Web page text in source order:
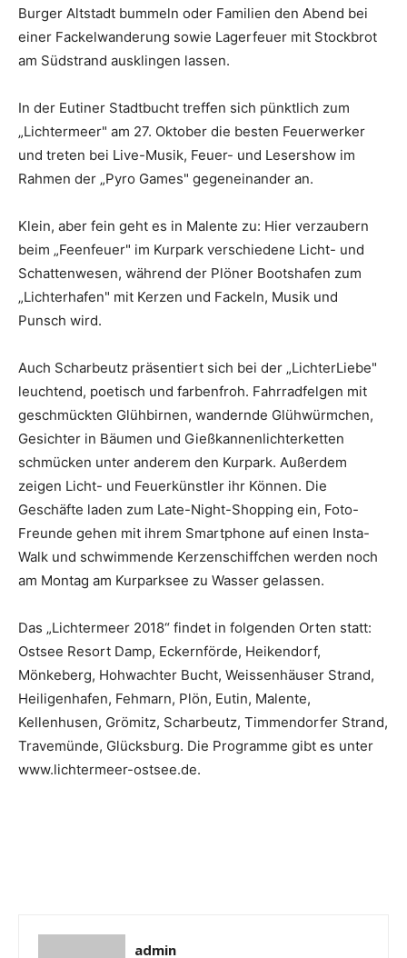
Burger Altstadt bummeln oder Familien den Abend bei
einer Fackelwanderung sowie Lagerfeuer mit Stockbrot
am Südstrand ausklingen lassen.
In der Eutiner Stadtbucht treffen sich pünktlich zum
„Lichtermeer" am 27. Oktober die besten Feuerwerker
und treten bei Live-Musik, Feuer- und Lesershow im
Rahmen der „Pyro Games" gegeneinander an.
Klein, aber fein geht es in Malente zu: Hier verzaubern
beim „Feenfeuer" im Kurpark verschiedene Licht- und
Schattenwesen, während der Plöner Bootshafen zum
„Lichterhafen" mit Kerzen und Fackeln, Musik und
Punsch wird.
Auch Scharbeutz präsentiert sich bei der „LichterLiebe"
leuchtend, poetisch und farbenfroh. Fahrradfelgen mit
geschmückten Glühbirnen, wandernde Glühwürmchen,
Gesichter in Bäumen und Gießkannenlichterketten
schmücken unter anderem den Kurpark. Außerdem
zeigen Licht- und Feuerkünstler ihr Können. Die
Geschäfte laden zum Late-Night-Shopping ein, Foto-
Freunde gehen mit ihrem Smartphone auf einen Insta-
Walk und schwimmende Kerzenschiffchen werden noch
am Montag am Kurparksee zu Wasser gelassen.
Das „Lichtermeer 2018“ findet in folgenden Orten statt:
Ostsee Resort Damp, Eckernförde, Heikendorf,
Mönkeberg, Hohwachter Bucht, Weissenhäuser Strand,
Heiligenhafen, Fehmarn, Plön, Eutin, Malente,
Kellenhusen, Grömitz, Scharbeutz, Timmendorfer Strand,
Travemünde, Glücksburg. Die Programme gibt es unter
www.lichtermeer-ostsee.de.
admin